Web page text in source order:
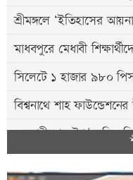
শ্রীমঙ্গলে ‘ইতিহাসের
মাধবপুরে মেধাবী
সিলেটে ১ হাজার ৯৮০
বিশ্বনাথে শাহ
ওসমানীনগর ট্র্যা/জেডি: